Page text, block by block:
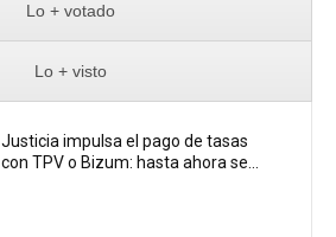
Lo + votado
Lo + visto
Justicia impulsa el pago de tasas
con TPV o Bizum: hasta ahora se...